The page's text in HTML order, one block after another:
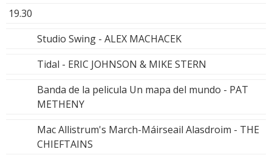
19.30
Studio Swing - ALEX MACHACEK
Tidal - ERIC JOHNSON & MIKE STERN
Banda de la pelicula Un mapa del mundo - PAT
METHENY
Mac Allistrum's March-Máirseail Alasdroim - THE
CHIEFTAINS